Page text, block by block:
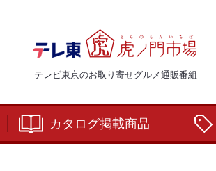
テレビ東京のお取り寄せグルメ通販番組
カタログ掲載商品